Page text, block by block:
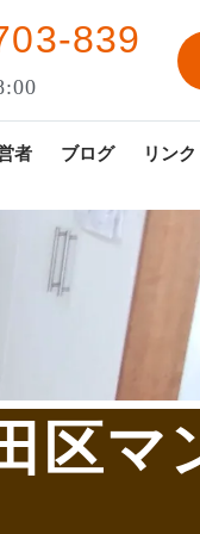
839
者 ブログ リンク
区マ